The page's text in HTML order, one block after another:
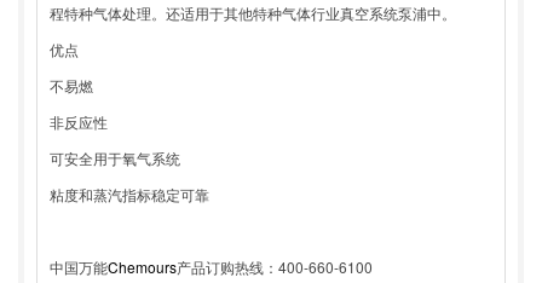
程特种气体处理。还适用于其他特种气体行业真空系统泵浦中。
优点
不易燃
非反应性
可安全用于氧气系统
粘度和蒸汽指标稳定可靠
中国万能Chemours产品订购热线：400-660-6100